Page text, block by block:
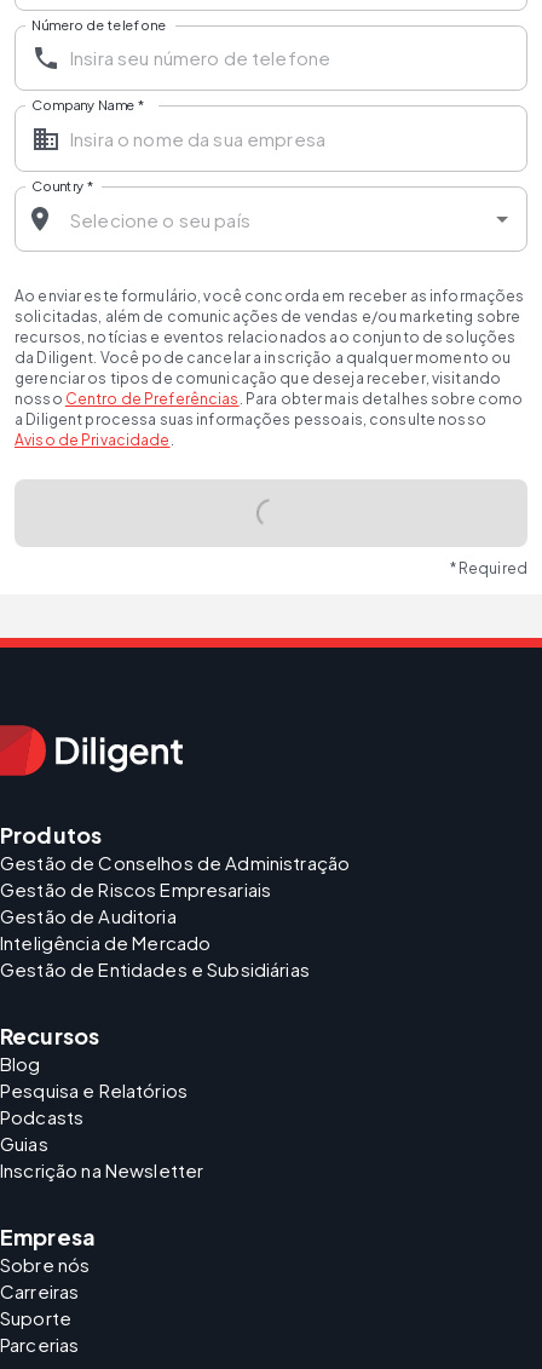
Número de telefone
Company Name *
Country *
Ao enviar este formulário, você concorda em receber as informações
solicitadas, além de comunicações de vendas e/ou marketing sobre
recursos, notícias e eventos relacionados ao conjunto de soluções
da Diligent. Você pode cancelar a inscrição a qualquer momento ou
gerenciar os tipos de comunicação que deseja receber, visitando
nosso Centro de Preferências . Para obter mais detalhes sobre como
a Diligent processa suas informações pessoais, consulte nosso
Aviso de Privacidade .
* Required
Produtos
Gestão de Conselhos de Administração
Gestão de Riscos Empresariais
Gestão de Auditoria
Inteligência de Mercado
Gestão de Entidades e Subsidiárias
Recursos
Blog
Pesquisa e Relatórios
Podcasts
Guias
Inscrição na Newsletter
Empresa
Sobre nós
Carreiras
Suporte
Parcerias